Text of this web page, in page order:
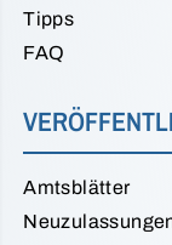
Tipps
FAQ
Amtsblätter